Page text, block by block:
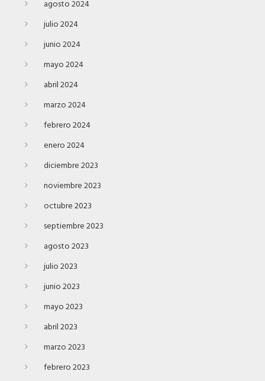
agosto 2024
julio 2024
junio 2024
mayo 2024
abril 2024
marzo 2024
febrero 2024
enero 2024
diciembre 2023
noviembre 2023
octubre 2023
septiembre 2023
agosto 2023
julio 2023
junio 2023
mayo 2023
abril 2023
marzo 2023
febrero 2023